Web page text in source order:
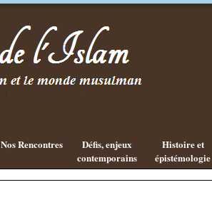
Islamique ?
Nos Rencontres
Défis, enjeux
contemporains
Histoire et
épistémologie